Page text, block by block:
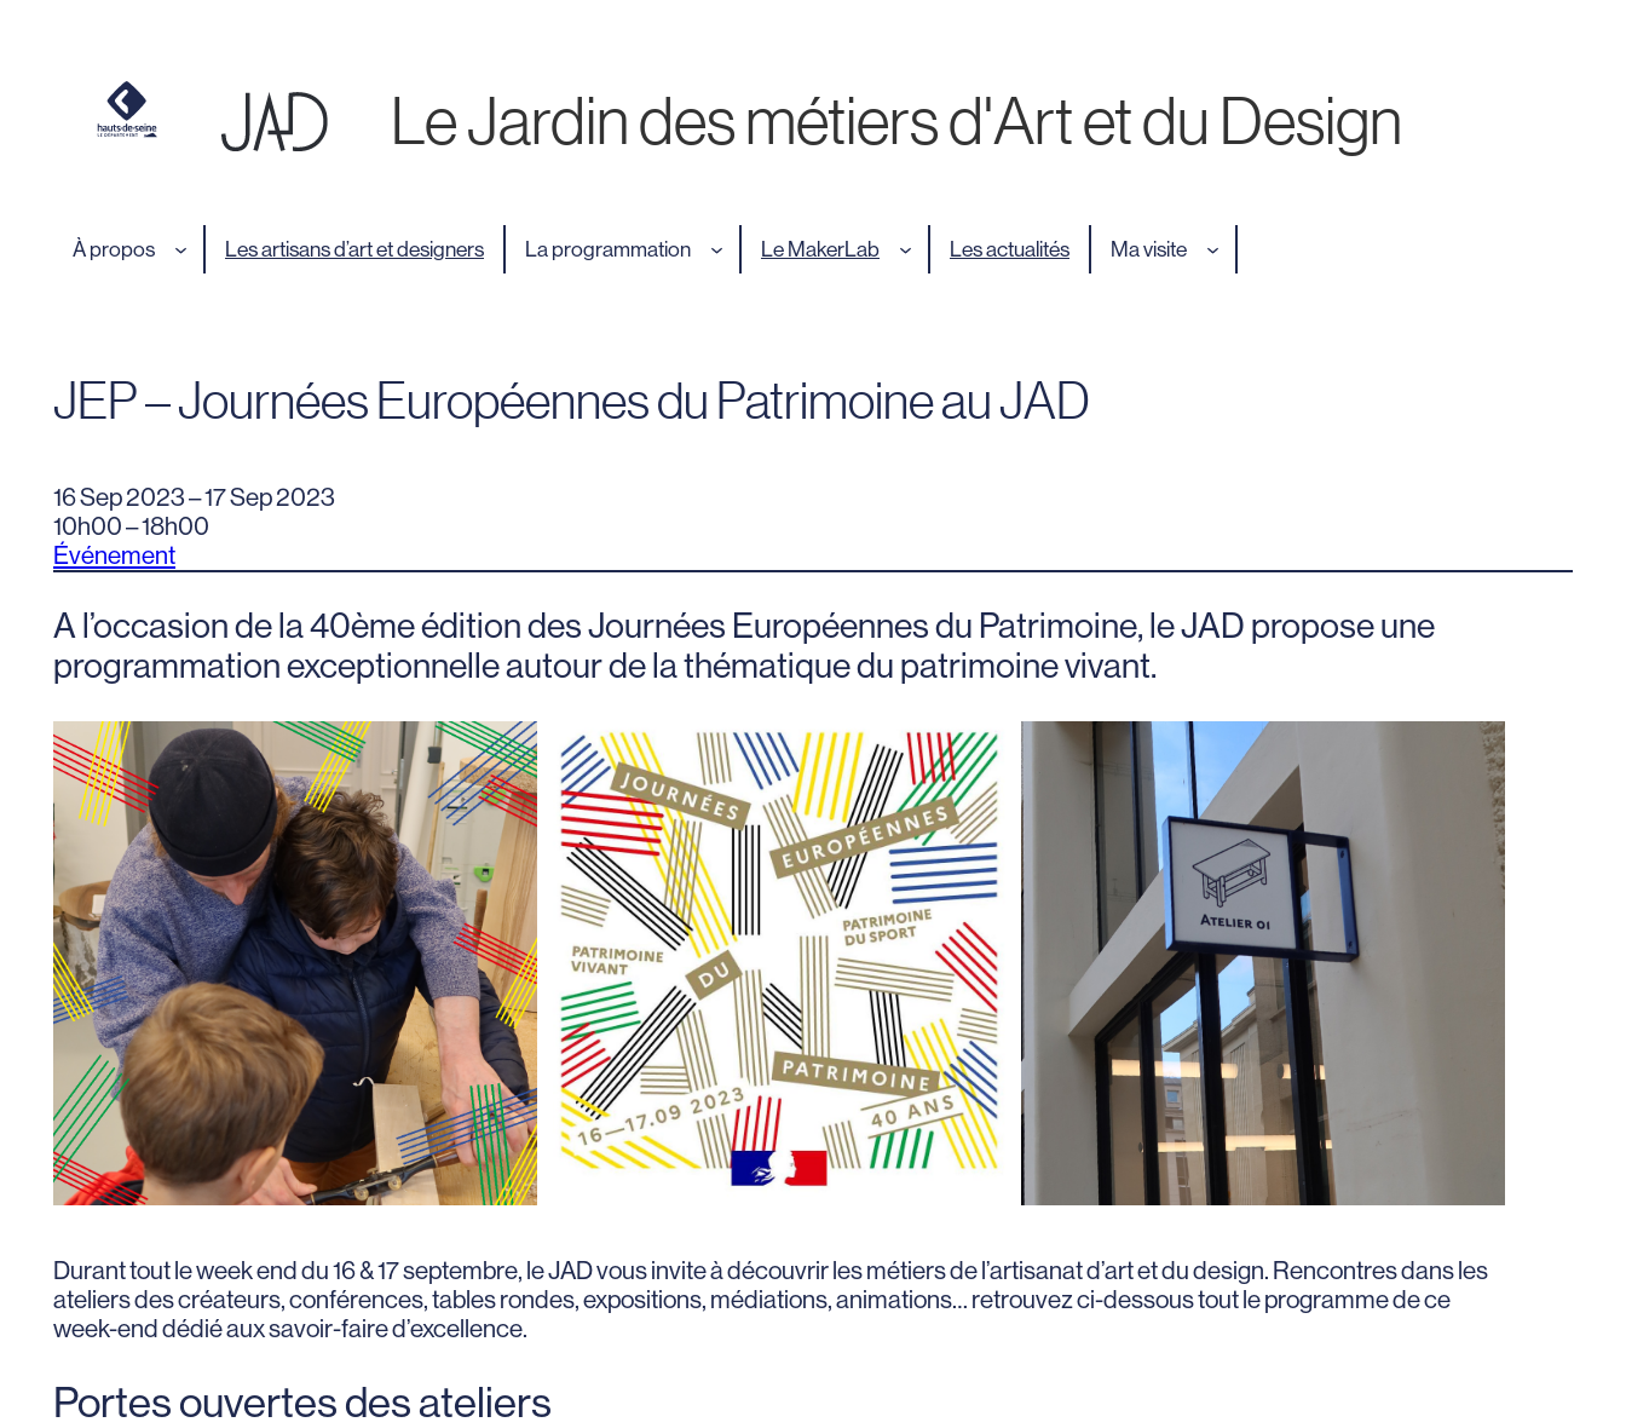
Le Jardin des métiers d'Art et du Design
À propos Les artisans d’art et designers La programmation Le MakerLab Les actualités Ma visite
JEP – Journées Européennes du Patrimoine au JAD
16 Sep 2023 – 17 Sep 2023
10h00 – 18h00
Événement
A l’occasion de la 40ème édition des Journées Européennes du Patrimoine, le JAD propose une
programmation exceptionnelle autour de la thématique du patrimoine vivant.
Durant tout le week end du 16 & 17 septembre, le JAD vous invite à découvrir les métiers de l’artisanat d’art et du design. Rencontres dans les
ateliers des créateurs, conférences, tables rondes, expositions, médiations, animations… retrouvez ci-dessous tout le programme de ce
week-end dédié aux savoir-faire d’excellence.
Portes ouvertes des ateliers